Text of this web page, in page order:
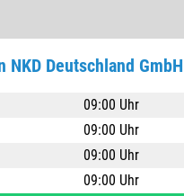
NKD Deutschland GmbH
09:00 Uhr
09:00 Uhr
09:00 Uhr
09:00 Uhr